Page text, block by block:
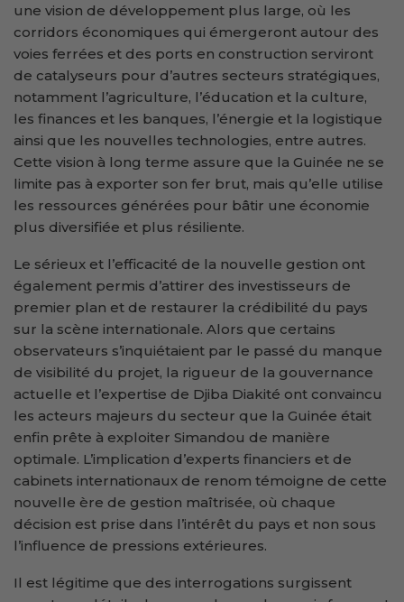
une vision de développement plus large, où les
corridors économiques qui émergeront autour des
voies ferrées et des ports en construction serviront
de catalyseurs pour d’autres secteurs stratégiques,
notamment l’agriculture, l’éducation et la culture,
les finances et les banques, l’énergie et la logistique
ainsi que les nouvelles technologies, entre autres.
Cette vision à long terme assure que la Guinée ne se
limite pas à exporter son fer brut, mais qu’elle utilise
les ressources générées pour bâtir une économie
plus diversifiée et plus résiliente.
Le sérieux et l’efficacité de la nouvelle gestion ont
également permis d’attirer des investisseurs de
premier plan et de restaurer la crédibilité du pays
sur la scène internationale. Alors que certains
observateurs s’inquiétaient par le passé du manque
de visibilité du projet, la rigueur de la gouvernance
actuelle et l’expertise de Djiba Diakité ont convaincu
les acteurs majeurs du secteur que la Guinée était
enfin prête à exploiter Simandou de manière
optimale. L’implication d’experts financiers et de
cabinets internationaux de renom témoigne de cette
nouvelle ère de gestion maîtrisée, où chaque
décision est prise dans l’intérêt du pays et non sous
l’influence de pressions extérieures.
Il est légitime que des interrogations surgissent